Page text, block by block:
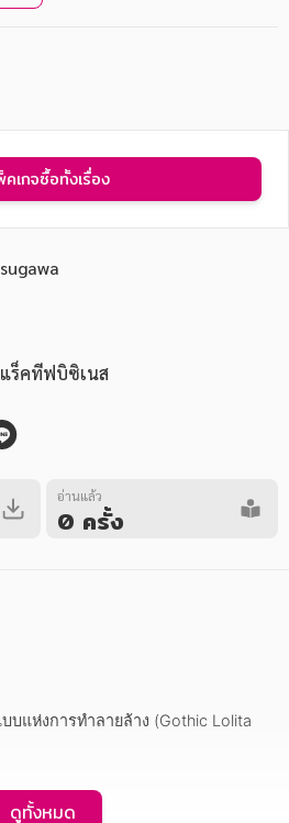
อยอดนิยม หนังสือเช่า
อีบุ๊กอ่านฟรี
ยว
รอง ศาสนาและปรัชญา
เกจซื้อทั้งเรื่อง
ร็คทีฟบิซิเนส
อ่านแล้ว
0 ครั้ง
แห่งการทำลายล้าง (Gothic Lolita
ดูทั้งหมด